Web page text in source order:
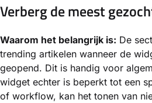
Verberg de meest
Waarom het belangrijk is: De
trending artikelen wanneer de
geopend. Dit is handig voor
widget echter is beperkt tot een
of workflow, kan het tonen van